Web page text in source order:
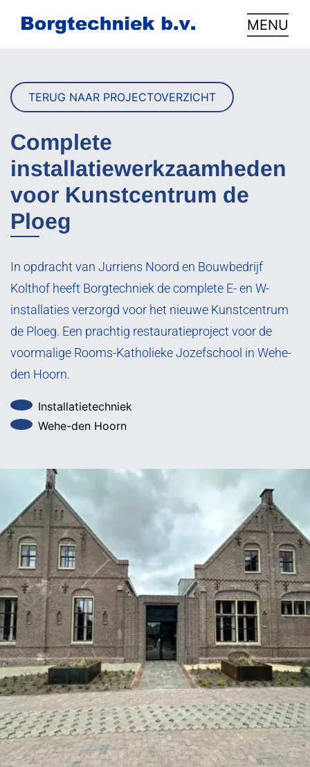
MENU
TERUG NAAR PROJECTOVERZICHT
Complete
installatiewerkzaamheden
voor Kunstcentrum de
Ploeg
In opdracht van Jurriens Noord en Bouwbedrijf
Kolthof heeft Borgtechniek de complete E- en W-
installaties verzorgd voor het nieuwe Kunstcentrum
de Ploeg. Een prachtig restauratieproject voor de
voormalige Rooms-Katholieke Jozefschool in Wehe-
den Hoorn.
Installatietechniek
Wehe-den Hoorn